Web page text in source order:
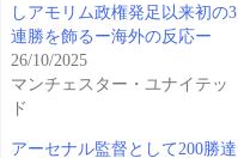
しアモリム政権発足以来初の3
連勝を飾るー海外の反応ー
26/10/2025
マンチェスター・ユナイテッ
ド
アーセナル監督として200勝達